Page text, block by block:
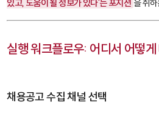
있고, 도움이 될 정보가 있다'는 포지션 을 취
실행 워크플로우: 어디서 어떻
채용공고 수집 채널 선택